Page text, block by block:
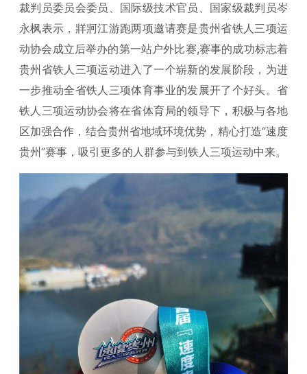
裁判员委员会委员、国际级技术官员、国家级裁判员岑
永枫表示，牂牁江游跑两项邀请赛是贵州省铁人三项运
动协会成立后举办的第一站户外比赛,赛事的成功标志着
贵州省铁人三项运动进入了一个崭新的发展阶段，为进
一步推动全省铁人三项体育事业的发展开了个好头。省
铁人三项运动协会将在省体育局的领导下，积极与各地
区加强合作，结合贵州省地域环境优势，精心打造“速度
贵州”赛事，吸引更多的人群参与到铁人三项运动中来。